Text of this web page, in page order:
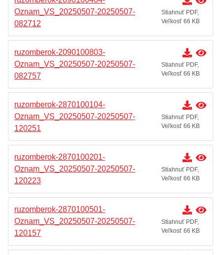
Oznam_VS_20250507-20250507-
082712
Stiahnuť PDF,
Veľkosť 66 KB
ruzomberok-2090100803-
Oznam_VS_20250507-20250507-
082757
Stiahnuť PDF,
Veľkosť 66 KB
ruzomberok-2870100104-
Oznam_VS_20250507-20250507-
120251
Stiahnuť PDF,
Veľkosť 66 KB
ruzomberok-2870100201-
Oznam_VS_20250507-20250507-
120223
Stiahnuť PDF,
Veľkosť 66 KB
ruzomberok-2870100501-
Oznam_VS_20250507-20250507-
120157
Stiahnuť PDF,
Veľkosť 66 KB